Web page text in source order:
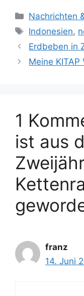
K
a
e
g
e
n
Nachrichten
S
c
l
ö
r
t
r
Indonesien,
Erdbeben in
Meine
1
ist aus
franz
14. Juni